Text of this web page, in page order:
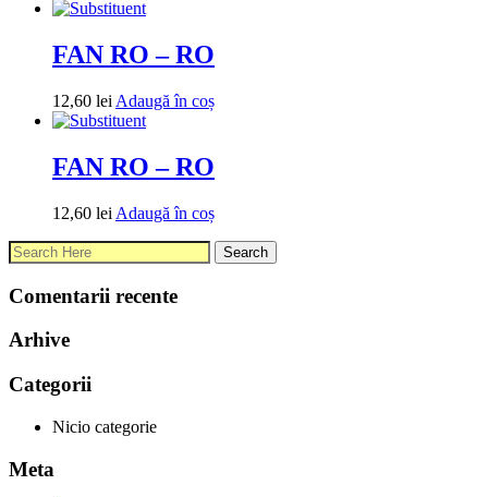
FAN RO – RO
12,60 lei Adaugă în coș
FAN RO – RO
12,60 lei Adaugă în coș
Comentarii recente
Arhive
Categorii
Nicio categorie
Meta